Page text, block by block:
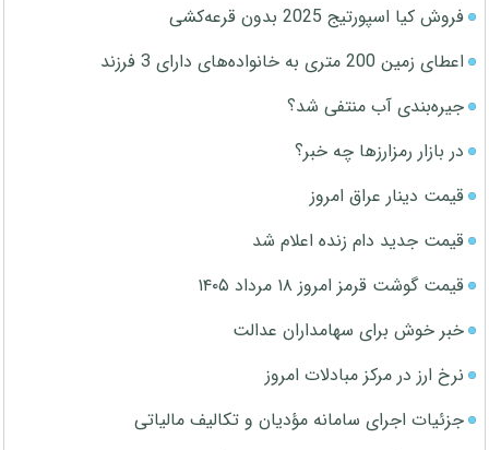
فروش کیا اسپورتیج 2025 بدون قرعه‌کشی
اعطای زمین 200 متری به خانواده‌های دارای 3 فرزند
جیره‌بندی آب منتفی شد؟
در بازار رمزارزها چه خبر؟
قیمت دینار عراق امروز
قیمت جدید دام زنده اعلام شد
قیمت گوشت قرمز امروز ۱۸ مرداد ۱۴۰۵
خبر خوش برای سهامداران عدالت
نرخ ارز در مرکز مبادلات امروز
جزئیات اجرای سامانه مؤدیان و تکالیف مالیاتی